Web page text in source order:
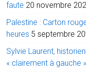
faute 20 novembre
Palestine : Carton
heures 5 septembre
Sylvie Laurent,
« clairement à gauche »